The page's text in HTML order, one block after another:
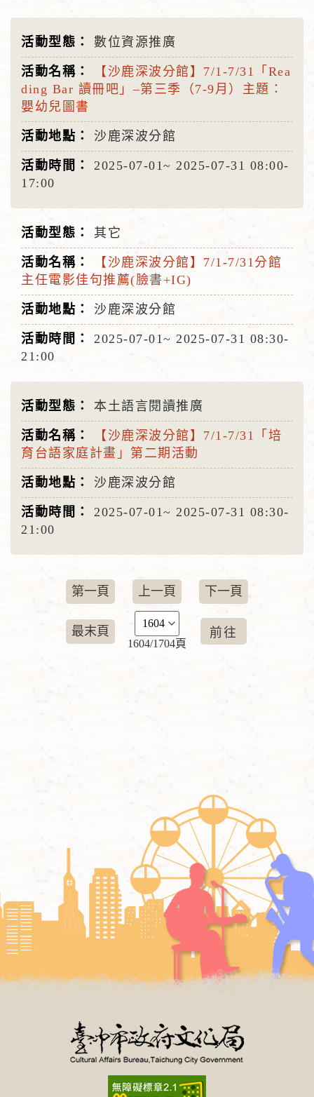
數位資源推廣
【沙鹿深波分館】7/1-7/31「Rea
ding Bar 讀冊吧」–第三季（7-9月）主題：
嬰幼兒圖書
沙鹿深波分館
2025-07-01~ 2025-07-31 08:00-
17:00
其它
【沙鹿深波分館】7/1-7/31分館
主任電影佳句推薦(臉書+IG)
沙鹿深波分館
2025-07-01~ 2025-07-31 08:30-
21:00
本土語言閱讀推廣
【沙鹿深波分館】7/1-7/31「培
育台語家庭計畫」第二期活動
沙鹿深波分館
2025-07-01~ 2025-07-31 08:30-
21:00
第一頁 上一頁 下一頁
最末頁
1604/1704頁